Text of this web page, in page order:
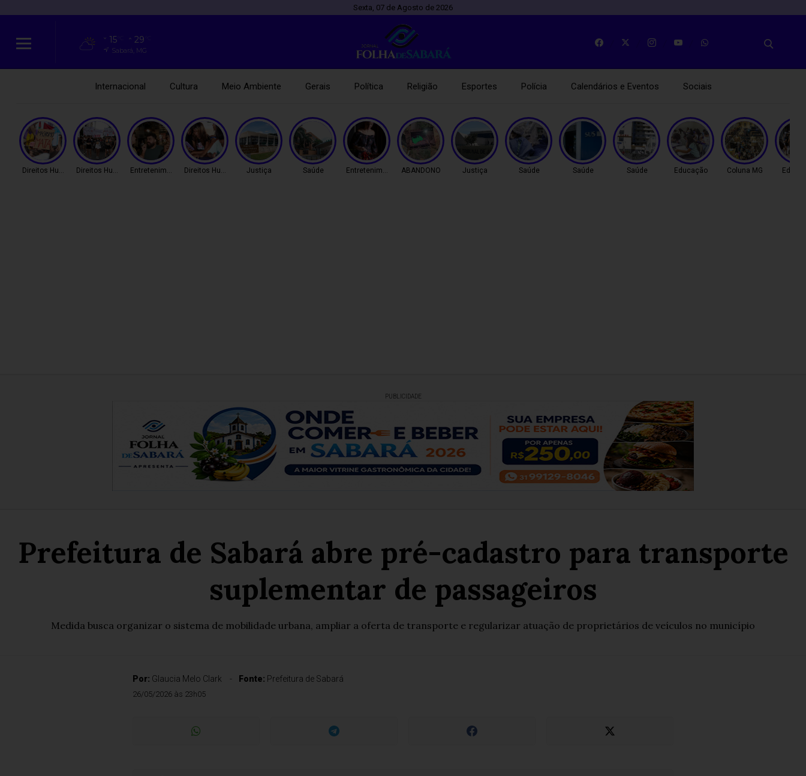
Sexta, 07 de Agosto de 2026
15 29
Sabará, MG
Internacional Cultura Meio Ambiente Gerais Política Religião Esportes Polícia Calendários e Eventos Sociais
Direitos HumanosDireitos HumanosEntretenimento Direitos Humanos Justiça Saúde Entretenimento ABANDONO Justiça Saúde Saúde Saúde Educação Coluna MG
PUBLICIDADE
Prefeitura de Sabará abre pré-cadastro para transporte
suplementar de passageiros
Medida busca organizar o sistema de mobilidade urbana, ampliar a oferta de transporte e regularizar atuação de proprietários de veículos no município
Por: Glaucia Melo Clark Fonte: Prefeitura de Sabará
26/05/2026 às 23h05